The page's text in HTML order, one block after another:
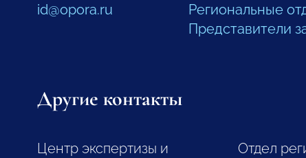
id@opora.ru
Региональные
Представители
Другие контакты
Центр экспертизы и
Отдел